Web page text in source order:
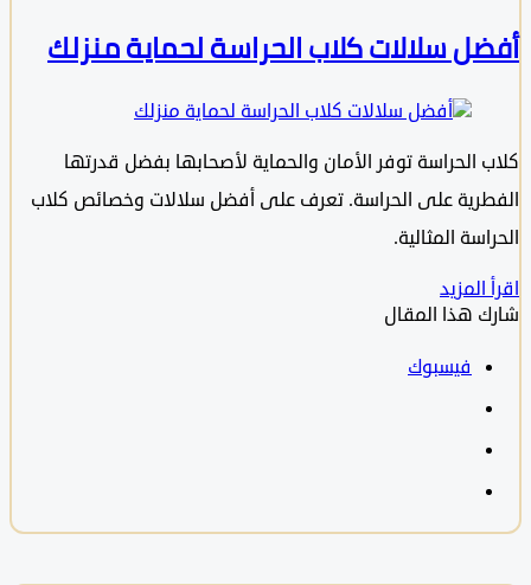
سلالات كلاب الحراسة لحماية منزلك
الحراسة توفر الأمان والحماية لأصحابها بفضل قدرتها
على الحراسة. تعرف على أفضل سلالات وخصائص كلاب
المثالية.
هذا المقال
فيسبوك